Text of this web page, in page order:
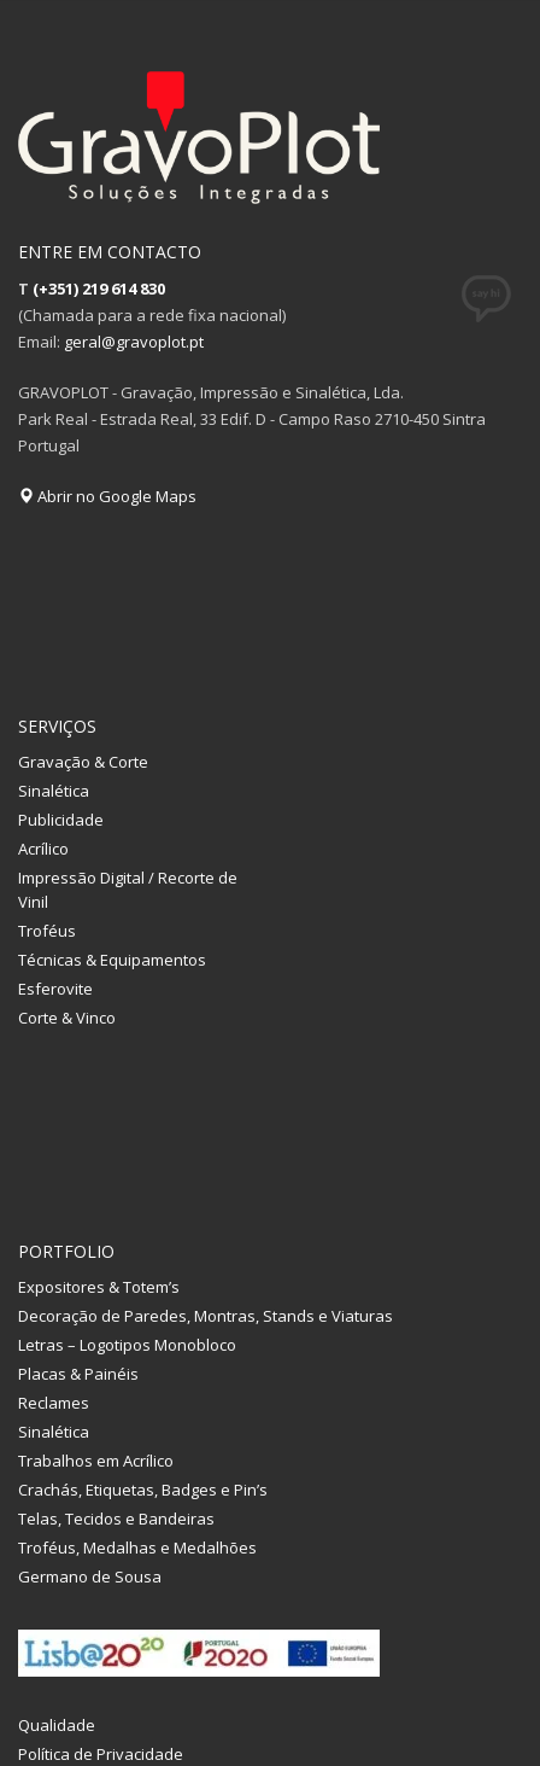
ENTRE EM CONTACTO
T (+351) 219 614 830
(Chamada para a rede fixa nacional)
Email: geral@gravoplot.pt
GRAVOPLOT - Gravação, Impressão e Sinalética, Lda.
Park Real - Estrada Real, 33 Edif. D - Campo Raso 2710-450 Sintra
Portugal
Abrir no Google Maps
SERVIÇOS
Gravação & Corte
Sinalética
Publicidade
Acrílico
Impressão Digital / Recorte de
Vinil
Troféus
Técnicas & Equipamentos
Esferovite
Corte & Vinco
PORTFOLIO
Expositores & Totem’s
Decoração de Paredes, Montras, Stands e Viaturas
Letras – Logotipos Monobloco
Placas & Painéis
Reclames
Sinalética
Trabalhos em Acrílico
Crachás, Etiquetas, Badges e Pin’s
Telas, Tecidos e Bandeiras
Troféus, Medalhas e Medalhões
Germano de Sousa
Qualidade
Política de Privacidade